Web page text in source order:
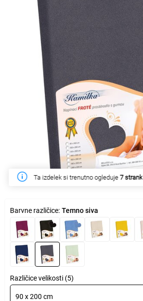
Ta izdelek si trenutno ogleduje7 strank
Barvne različice: Temno siva
Različice velikosti (5)
90 x 200 cm